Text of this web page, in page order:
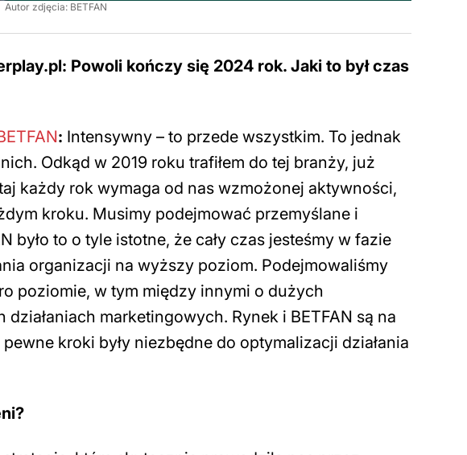
Autor zdjęcia: BETFAN
Powoli kończy się 2024 rok. Jaki to był czas
: Intensywny – to przede wszystkim. To jednak
Odkąd w 2019 roku trafiłem do tej branży, już
każdy rok wymaga od nas wzmożonej aktywności,
kroku. Musimy podejmować przemyślane i
było to o tyle istotne, że cały czas jesteśmy w fazie
organizacji na wyższy poziom. Podejmowaliśmy
poziomie, w tym między innymi o dużych
marketingowych. Rynek i BETFAN są na
kroki były niezbędne do optymalizacji działania